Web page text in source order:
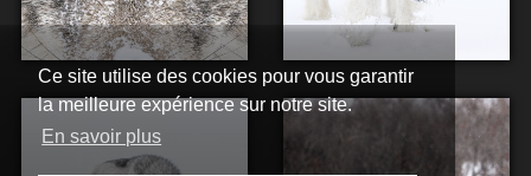
Ce site utilise des cookies pour vous garantir
la meilleure expérience sur notre site.
En savoir plus